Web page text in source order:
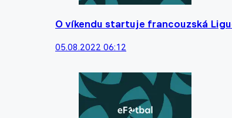
O víkendu startuje francouzská
05.08.2022 06:12